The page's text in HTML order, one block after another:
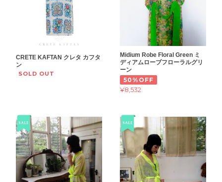
CRETE KAFTAN クレタ カフタ
ン
SOLD OUT
Midium Robe Floral Green ミ
ディアムローブフローラルグリ
ーン
50%OFF
¥8,532